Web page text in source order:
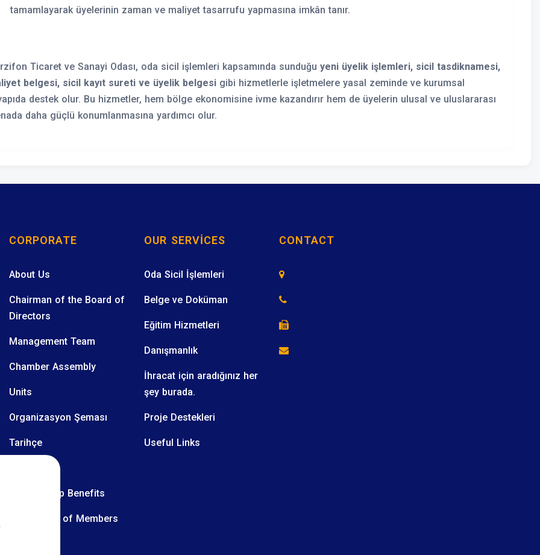
tamamlayarak üyelerinin zaman ve maliyet tasarrufu yapmasına imkân tanır.
Ticaret ve Sanayi Odası, oda sicil işlemleri kapsamında sunduğu yeni üyelik işlemleri, sicil tasdiknamesi,
belgesi, sicil kayıt sureti ve üyelik belgesi gibi hizmetlerle işletmelere yasal zeminde ve kurumsal
destek olur. Bu hizmetler, hem bölge ekonomisine ivme kazandırır hem de üyelerin ulusal ve uluslararası
daha güçlü konumlanmasına yardımcı olur.
CORPORATE
About Us
Chairman of the Board of
Directors
Management Team
Chamber Assembly
Units
Organizasyon Şeması
Tarihçe
Membership Benefits
Obligations of Members
OUR SERVICES
Oda Sicil İşlemleri
Belge ve Doküman
Eğitim Hizmetleri
Danışmanlık
İhracat için aradığınız her
şey burada.
Proje Destekleri
Useful Links
CONTACT